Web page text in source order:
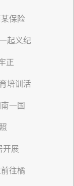
保险
起义纪
正
培训活
一国
开展
往橘